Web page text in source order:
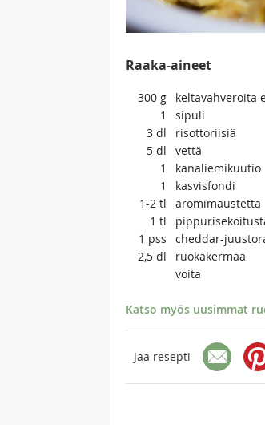
Raaka-aineet
300 g
keltavahveroita
1
sipuli
3 dl
risottoriisiä
5 dl
vettä
1
kanaliemikuutio
1
kasvisfondi
1-2 tl
aromimaustetta
1 tl
1 pss
cheddar-
2,5 dl
ruokakermaa
voita
Katso myös uusimmat
Jaa resepti